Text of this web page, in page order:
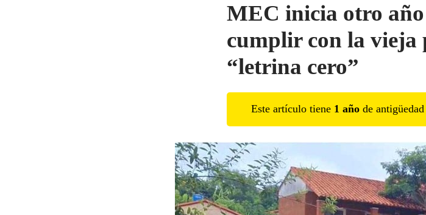
MEC inicia otro año
cumplir con la vieja
“letrina cero”
Este artículo tiene 1 año de antigüedad